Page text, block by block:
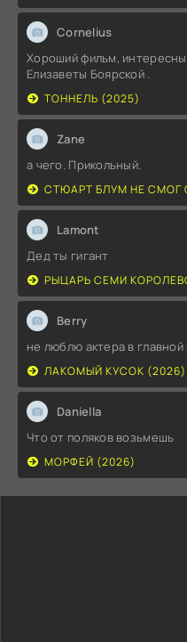
Cornelius
Хороший фильм,
Елизаветы Боярской .
ТОННЕЛЬ (2025)
Zane
а чего. Прикольный.
СТЮАРТ БЛУМ НЕ СМОГ
Lamont
Дед ты гигант
РЫЦАРЬ СЕМИ
Berry
не люблю актера в главной
ЛАКОМЫЙ КУСОК (2026)
Daniella
Что от поляков возьмешь
МОРФЕЙ (2026)